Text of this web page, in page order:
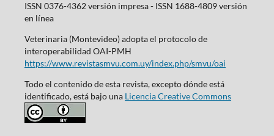
ISSN 0376-4362 versión impresa - ISSN 1688-4809 versión
en línea
Veterinaria (Montevideo) adopta el protocolo de
interoperabilidad OAI-PMH
https://www.revistasmvu.com.uy/index.php/smvu/oai
Todo el contenido de esta revista, excepto dónde está
identificado, está bajo una Licencia Creative Commons